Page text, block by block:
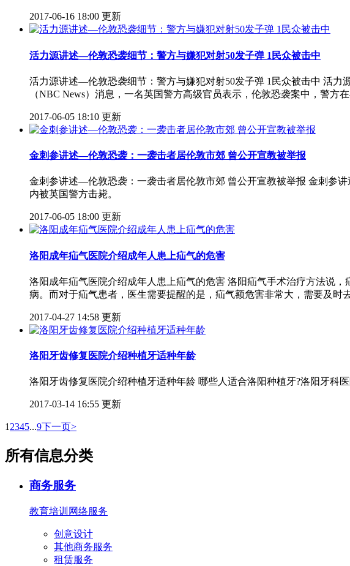
2017-06-16 18:00 更新
活力源讲述—伦敦恐袭细节：警方与嫌犯对射50发子弹 1民众被击中
活力源讲述—伦敦恐袭细节：警方与嫌犯对射50发子弹 1民众被击中 活
（NBC News）消息，一名英国警方高级官员表示，伦敦恐袭案中，警方
2017-06-05 18:10 更新
金刺参讲述—伦敦恐袭：一袭击者居伦敦市郊 曾公开宣教被举报
金刺参讲述—伦敦恐袭：一袭击者居伦敦市郊 曾公开宣教被举报 金刺参
内被英国警方击毙。
2017-06-05 18:00 更新
洛阳成年疝气医院介绍成年人患上疝气的危害
洛阳成年疝气医院介绍成年人患上疝气的危害 洛阳疝气手术治疗方法说
病。而对于疝气患者，医生需要提醒的是，疝气额危害非常大，需要及
2017-04-27 14:58 更新
洛阳牙齿修复医院介绍种植牙适种年龄
洛阳牙齿修复医院介绍种植牙适种年龄 哪些人适合洛阳种植牙?洛阳牙科
2017-03-14 16:55 更新
12345...9下一页>
所有信息分类
商务服务
教育培训 网络服务
创意设计
其他商务服务
租赁服务